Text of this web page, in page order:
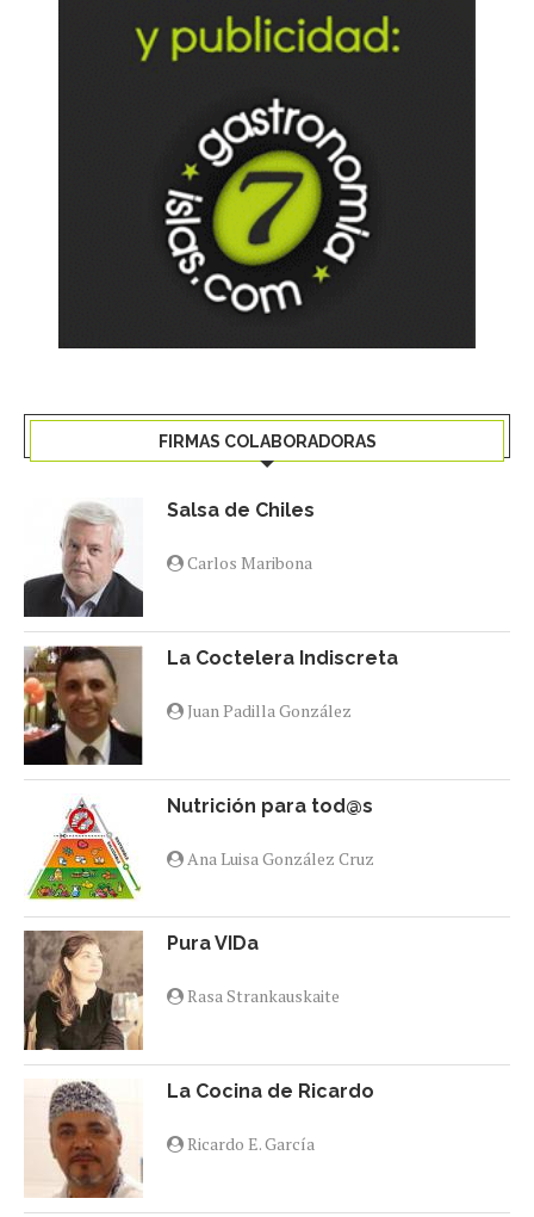
FIRMAS COLABORADORAS
Salsa de Chiles
Carlos Maribona
La Coctelera Indiscreta
Juan Padilla González
Nutrición para tod@s
Ana Luisa González Cruz
Pura VIDa
Rasa Strankauskaite
La Cocina de Ricardo
Ricardo E. García